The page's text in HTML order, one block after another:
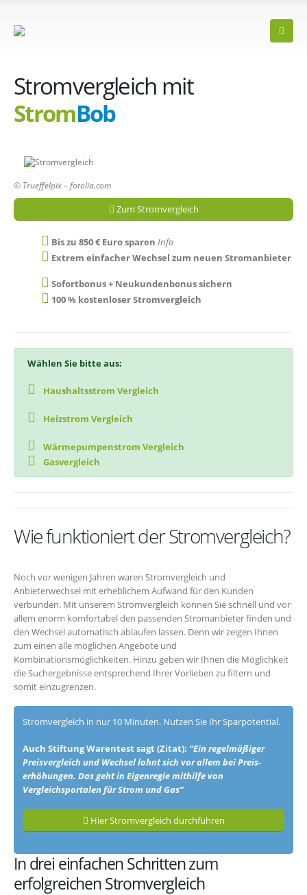
Stromvergleich mit
StromBob
© Trueffelpix – fotolia.com
Zum Stromvergleich
Bis zu 850 € Euro sparen Info
Extrem einfacher Wechsel zum neuen Stromanbieter
Sofortbonus + Neukundenbonus sichern
100 % kostenloser Stromvergleich
Wählen Sie bitte aus:
Haushaltsstrom Vergleich
Heizstrom Vergleich
Wärmepumpenstrom Vergleich
Gasvergleich
Wie funktioniert der Stromvergleich?
Noch vor wenigen Jahren waren Stromvergleich und
Anbieterwechsel mit erheblichem Aufwand für den Kunden
verbunden. Mit unserem Stromvergleich können Sie schnell und vor
allem enorm komfortabel den passenden Stromanbieter finden und
den Wechsel automatisch ablaufen lassen. Denn wir zeigen Ihnen
zum einen alle möglichen Angebote und
Kombinationsmöglichkeiten. Hinzu geben wir Ihnen die Möglichkeit
die Suchergebnisse entsprechend Ihrer Vorlieben zu filtern und
somit einzugrenzen.
Stromvergleich in nur 10 Minuten. Nutzen Sie Ihr Sparpotential.
Auch Stiftung Warentest sagt (Zitat): “Ein regel­mäßiger
Preis­vergleich und Wechsel lohnt sich vor allem bei Preis­
erhöhungen. Das geht in Eigen­regie mithilfe von
Vergleichsportalen für Strom und Gas”
Hier Stromvergleich durchführen
In drei einfachen Schritten zum
erfolgreichen Stromvergleich